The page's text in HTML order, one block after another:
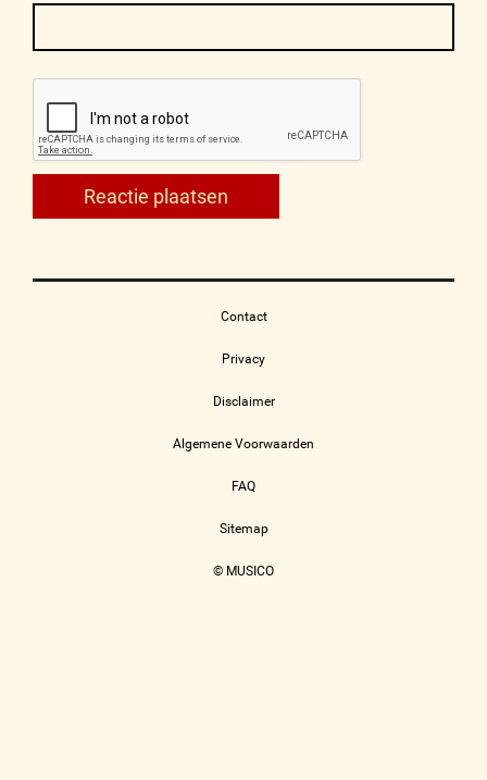
Contact
Privacy
Disclaimer
Algemene Voorwaarden
FAQ
Sitemap
© MUSICO